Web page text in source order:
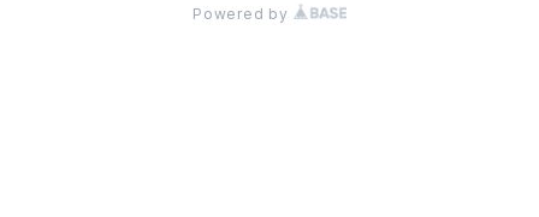
Powered by